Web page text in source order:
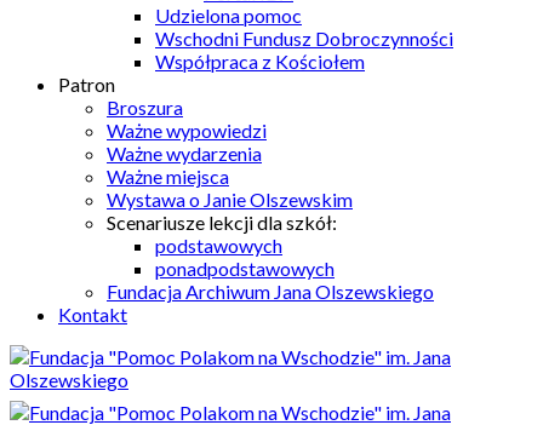
Udzielona pomoc
Wschodni Fundusz Dobroczynności
Współpraca z Kościołem
Patron
Broszura
Ważne wypowiedzi
Ważne wydarzenia
Ważne miejsca
Wystawa o Janie Olszewskim
Scenariusze lekcji dla szkół:
podstawowych
ponadpodstawowych
Fundacja Archiwum Jana Olszewskiego
Kontakt